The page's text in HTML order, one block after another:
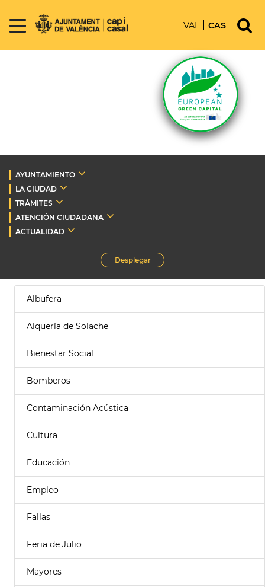
VAL CAS
AYUNTAMIENTO
LA CIUDAD
TRÁMITES
ATENCIÓN CIUDADANA
ACTUALIDAD
Desplegar
Albufera
Alquería de Solache
Bienestar Social
Bomberos
Contaminación Acústica
Cultura
Educación
Empleo
Fallas
Feria de Julio
Mayores